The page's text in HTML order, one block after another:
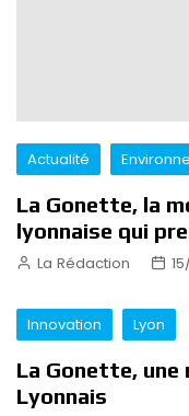
Actualité
La Gonette, la
lyonnaise qui
La Rédaction
Innovation Lyon
La Gonette, une
Lyonnais